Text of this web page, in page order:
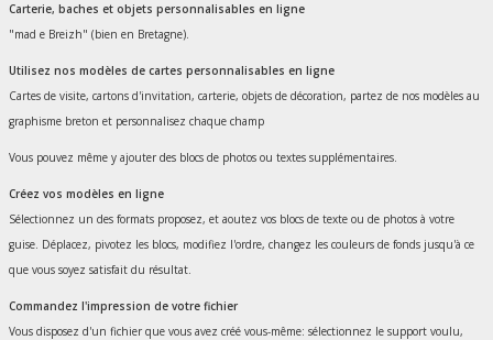
Carterie, baches et objets personnalisables en ligne
"mad e Breizh" (bien en Bretagne).
Utilisez nos modèles de cartes personnalisables en ligne
Cartes de visite, cartons d'invitation, carterie, objets de décoration, partez de nos modèles au
graphisme breton et personnalisez chaque champ
Vous pouvez même y ajouter des blocs de photos ou textes supplémentaires.
Créez vos modèles en ligne
Sélectionnez un des formats proposez, et aoutez vos blocs de texte ou de photos à votre
guise. Déplacez, pivotez les blocs, modifiez l'ordre, changez les couleurs de fonds jusqu'à ce
que vous soyez satisfait du résultat.
Commandez l'impression de votre fichier
Vous disposez d'un fichier que vous avez créé vous-même: sélectionnez le support voulu,